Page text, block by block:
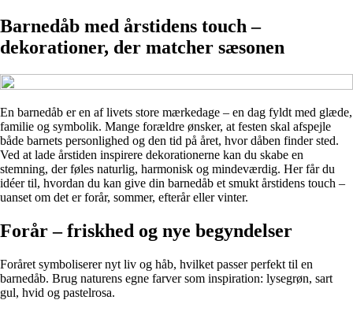
Barnedåb med årstidens touch –
dekorationer, der matcher sæsonen
En barnedåb er en af livets store mærkedage – en dag fyldt med glæde,
familie og symbolik. Mange forældre ønsker, at festen skal afspejle
både barnets personlighed og den tid på året, hvor dåben finder sted.
Ved at lade årstiden inspirere dekorationerne kan du skabe en
stemning, der føles naturlig, harmonisk og mindeværdig. Her får du
idéer til, hvordan du kan give din barnedåb et smukt årstidens touch –
uanset om det er forår, sommer, efterår eller vinter.
Forår – friskhed og nye begyndelser
Foråret symboliserer nyt liv og håb, hvilket passer perfekt til en
barnedåb. Brug naturens egne farver som inspiration: lysegrøn, sart
gul, hvid og pastelrosa.